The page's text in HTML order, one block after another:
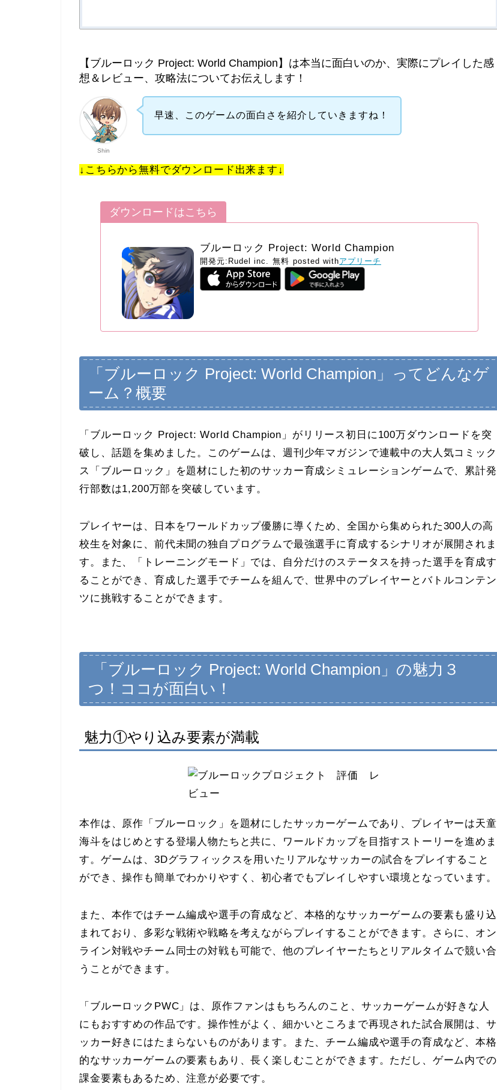
【ブルーロック Project: World Champion】は本当に面白いのか、実際にプレイした感
想＆レビュー、攻略法についてお伝えします！
Shin
早速、このゲームの面白さを紹介していきますね！
↓こちらから無料でダウンロード出来ます↓
ダウンロードはこちら
ブルーロック Project: World Champion
開発元: Rudel inc. 無料 posted withアプリーチ
「ブルーロック Project: World Champion」
ってどんなゲ
ーム？概要
「ブルーロック Project: World Champion」がリリース初日に100万ダウンロードを突
破し、話題を集めました。このゲームは、週刊少年マガジンで連載中の大人気コミック
ス「ブルーロック」を題材にした初のサッカー育成シミュレーションゲームで、累計発
行部数は1,200万部を突破しています。
プレイヤーは、日本をワールドカップ優勝に導くため、全国から集められた300人の高
校生を対象に、前代未聞の独自プログラムで最強選手に育成するシナリオが展開されま
す。また、「トレーニングモード」では、自分だけのステータスを持った選手を育成す
ることができ、育成した選手でチームを組んで、世界中のプレイヤーとバトルコンテン
ツに挑戦することができます。
「ブルーロック Project: World Champion」の魅力３
つ！ ココが面白い！
魅力①やり込み要素が満載
本作は、原作「ブルーロック」を題材にしたサッカーゲームであり、プレイヤーは天童
海斗をはじめとする登場人物たちと共に、ワールドカップを目指すストーリーを進めま
す。ゲームは、3Dグラフィックスを用いたリアルなサッカーの試合をプレイすること
ができ、操作も簡単でわかりやすく、初心者でもプレイしやすい環境となっています。
また、本作ではチーム編成や選手の育成など、本格的なサッカーゲームの要素も盛り込
まれており、多彩な戦術や戦略を考えながらプレイすることができます。さらに、オン
ライン対戦やチーム同士の対戦も可能で、他のプレイヤーたちとリアルタイムで競い合
うことができます。
「ブルーロックPWC」は、原作ファンはもちろんのこと、サッカーゲームが好きな人
にもおすすめの作品です。操作性がよく、細かいところまで再現された試合展開は、サ
ッカー好きにはたまらないものがあります。また、チーム編成や選手の育成など、本格
的なサッカーゲームの要素もあり、長く楽しむことができます。ただし、ゲーム内での
課金要素もあるため、注意が必要です。